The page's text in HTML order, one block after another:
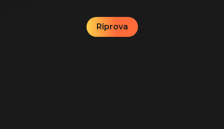
Riprova